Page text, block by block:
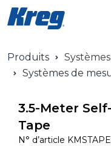
Produits
Systèmes de
3.5-Meter
Tape
N° d’article